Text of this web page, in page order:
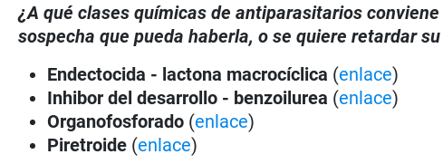
¿A qué clases químicas de antiparasitarios
sospecha que pueda haberla, o se quiere retardar
Endectocida - lactona macrocíclica (enlace)
Inhibor del desarrollo - benzoilurea (enlace)
Organofosforado (enlace)
Piretroide (enlace)